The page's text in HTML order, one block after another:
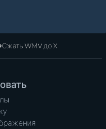
Сжать WMV до X